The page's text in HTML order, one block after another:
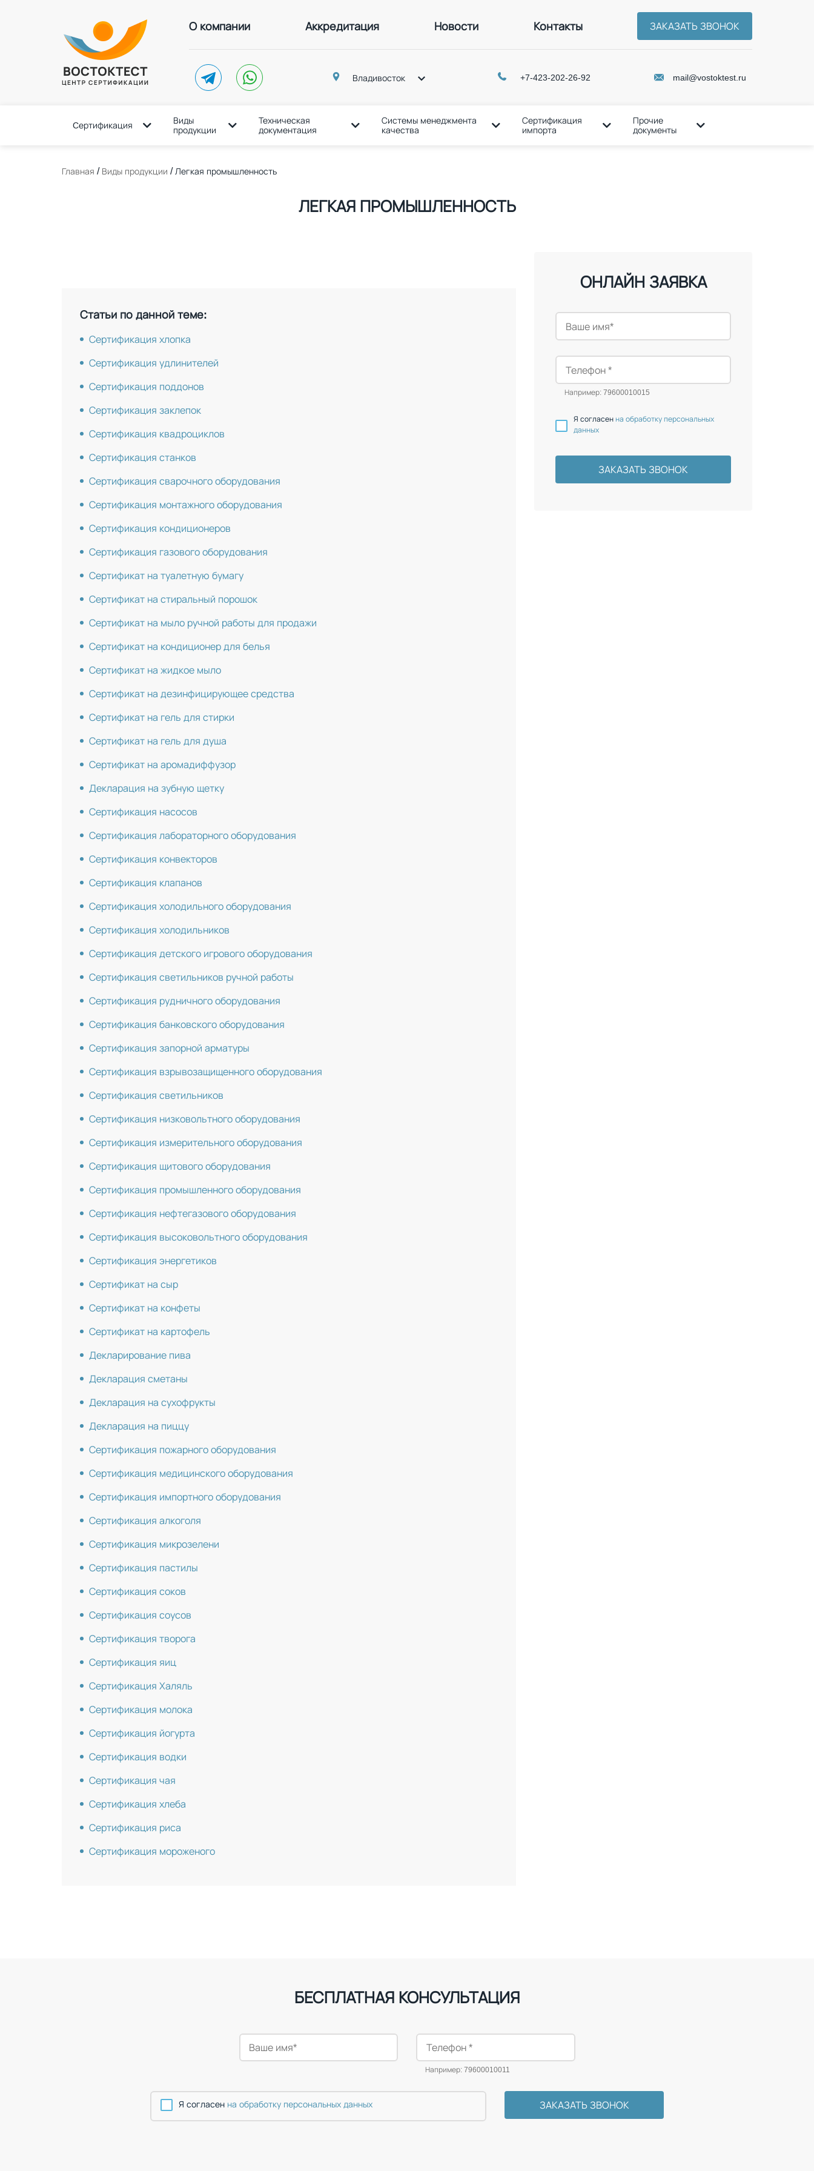
О компании Аккредитация Новости Контакты ЗАКАЗАТЬ ЗВОНОК
telegram whatsapp
Владивосток +7-423-202-26-92 mail@vostoktest.ru
Cертификация
Виды
продукции
Техническая
документация
Системы менеджмента
качества
Сертификация
импорта
Прочие
документы
Главная / Виды продукции /Легкая промышленность
ЛЕГКАЯ ПРОМЫШЛЕННОСТЬ
Статьи по данной теме:
Сертификация хлопка
Сертификация удлинителей
Сертификация поддонов
Сертификация заклепок
Сертификация квадроциклов
Сертификация станков
Сертификация сварочного оборудования
Сертификация монтажного оборудования
Сертификация кондиционеров
Сертификация газового оборудования
Сертификат на туалетную бумагу
Сертификат на стиральный порошок
Сертификат на мыло ручной работы для продажи
Сертификат на кондиционер для белья
Сертификат на жидкое мыло
Сертификат на дезинфицирующее средства
Сертификат на гель для стирки
Сертификат на гель для душа
Сертификат на аромадиффузор
Декларация на зубную щетку
Сертификация насосов
Сертификация лабораторного оборудования
Сертификация конвекторов
Сертификация клапанов
Сертификация холодильного оборудования
Сертификация холодильников
Сертификация детского игрового оборудования
Сертификация светильников ручной работы
Сертификация рудничного оборудования
Сертификация банковского оборудования
Сертификация запорной арматуры
Сертификация взрывозащищенного оборудования
Сертификация светильников
Сертификация низковольтного оборудования
Сертификация измерительного оборудования
Сертификация щитового оборудования
Сертификация промышленного оборудования
Сертификация нефтегазового оборудования
Сертификация высоковольтного оборудования
Сертификация энергетиков
Сертификат на сыр
Сертификат на конфеты
Сертификат на картофель
Декларирование пива
Декларация сметаны
Декларация на сухофрукты
Декларация на пиццу
Сертификация пожарного оборудования
Сертификация медицинского оборудования
Сертификация импортного оборудования
Сертификация алкоголя
Сертификация микрозелени
Сертификация пастилы
Сертификация соков
Сертификация соусов
Сертификация творога
Сертификация яиц
Сертификация Халяль
Сертификация молока
Сертификация йогурта
Сертификация водки
Сертификация чая
Сертификация хлеба
Сертификация риса
Сертификация мороженого
ОНЛАЙН ЗАЯВКА
Например: 79600010015
Я согласенна обработку персональных
данных
БЕСПЛАТНАЯ КОНСУЛЬТАЦИЯ
Например: 79600010011
Я согласен на обработку персональных данных